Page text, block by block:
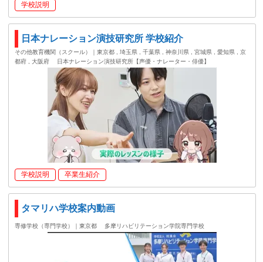
学校説明
日本ナレーション演技研究所 学校紹介
その他教育機関（スクール）｜東京都 , 埼玉県 , 千葉県 , 神奈川県 , 宮城県 , 愛知県 , 京
都府 , 大阪府
日本ナレーション演技研究所【声優・ナレーター・俳優】
学校説明 卒業生紹介
タマリハ学校案内動画
専修学校（専門学校）｜東京都 多摩リハビリテーション学院専門学校